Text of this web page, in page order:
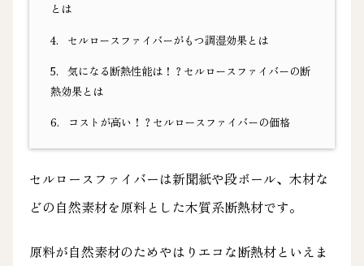
とは
4. セルロースファイバーがもつ調湿効果とは
5.
気になる断熱性能は！？セルロースファイバーの断
熱効果とは
6. コストが高い！？セルロースファイバーの価格
セルロースファイバーは新聞紙や段ボール、木材な
どの自然素材を原料とした木質系断熱材です。
原料が自然素材のためやはりエコな断熱材といえま